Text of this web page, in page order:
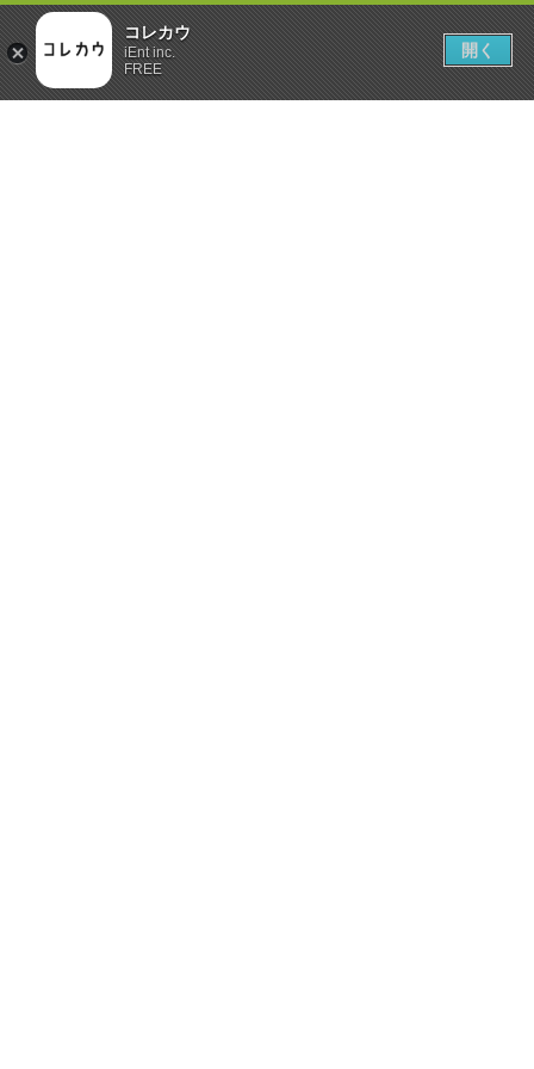
コレカウ
iEnt inc.
FREE
開く